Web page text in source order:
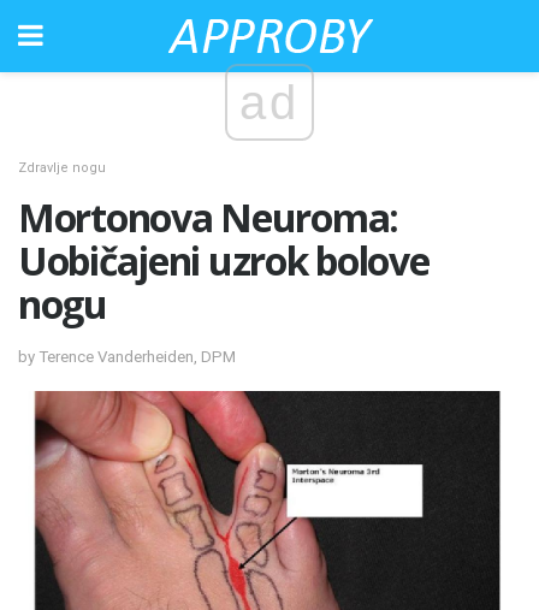
ad
Zdravlje nogu
Mortonova Neuroma:
Uobičajeni uzrok bolove
nogu
by Terence Vanderheiden, DPM